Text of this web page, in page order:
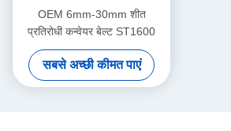
OEM 6mm-30mm शीत
प्रतिरोधी कन्वेयर बेल्ट ST1600
सबसे अच्छी कीमत पाएं